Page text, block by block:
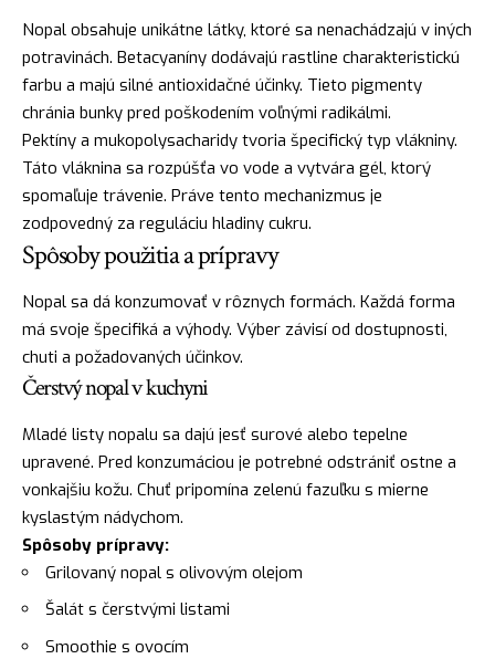
Nopal obsahuje unikátne látky, ktoré sa nenachádzajú v iných
potravinách. Betacyaníny dodávajú rastline charakteristickú
farbu a majú silné antioxidačné účinky. Tieto pigmenty
chránia bunky pred poškodením voľnými radikálmi.
Pektíny a mukopolysacharidy tvoria špecifický typ vlákniny.
Táto vláknina sa rozpúšťa vo vode a vytvára gél, ktorý
spomaľuje trávenie. Práve tento mechanizmus je
zodpovedný za reguláciu hladiny cukru.
Spôsoby použitia a prípravy
Nopal sa dá konzumovať v rôznych formách. Každá forma
má svoje špecifiká a výhody. Výber závisí od dostupnosti,
chuti a požadovaných účinkov.
Čerstvý nopal v kuchyni
Mladé listy nopalu sa dajú jesť surové alebo tepelne
upravené. Pred konzumáciou je potrebné odstrániť ostne a
vonkajšiu kožu. Chuť pripomína zelenú fazuľku s mierne
kyslastým nádychom.
Spôsoby prípravy:
Grilovaný nopal s olivovým olejom
Šalát s čerstvými listami
Smoothie s ovocím